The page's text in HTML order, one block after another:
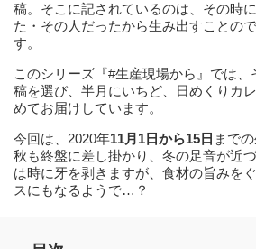
稿。そこに記されているのは、その時
た・その人だったから生み出すことの
す。
このシリーズ『#生産現場から』では
稿を選び、半月にいちど、日めくりカ
めてお届けしています。
今回は、2020年11月1日から15日 まで
秋も終盤に差し掛かり、冬の足音が近
は時に牙を剥きますが、食材の旨みを
スにもなるようで…？